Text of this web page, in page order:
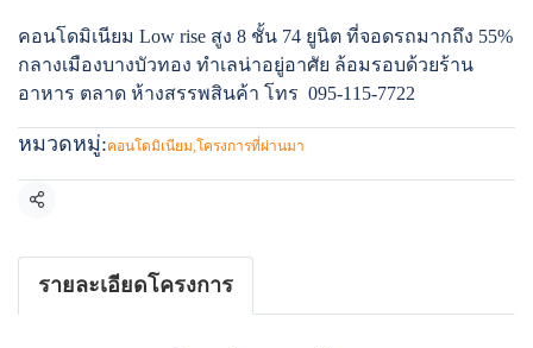
คอนโดมิเนียม Low rise สูง 8 ชั้น 74 ยูนิต ที่จอดรถมากถึง 55%
กลางเมืองบางบัวทอง ทำเลน่าอยู่อาศัย ล้อมรอบด้วยร้าน
อาหาร ตลาด ห้างสรรพสินค้า โทร 095-115-7722
หมวดหมู่:คอนโดมิเนียม,โครงการที่ผ่านมา
แชร์
รายละเอียดโครงการ